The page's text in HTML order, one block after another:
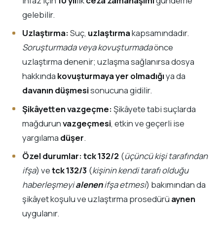
gelebilir.
Uzlaştırma:Suç, uzlaştırmakapsamındadır.
Soruşturmada veya kovuşturmadaönce
uzlaştırma denenir; uzlaşma sağlanırsa dosya
hakkında kovuşturmaya yer olmadığıya da
davanın düşmesisonucuna gidilir.
Şikâyetten vazgeçme:Şikâyete tabi suçlarda
mağdurunvazgeçmesi, etkin ve geçerli ise
yargılama düşer.
Özel durumlar:tck 132/2(üçüncü kişi tarafından
ifşa) vetck 132/3 (kişinin kendi tarafı olduğu
haberleşmeyialenenifşa etmesi) bakımından da
şikâyet koşulu ve uzlaştırma prosedürü aynen
uygulanır.